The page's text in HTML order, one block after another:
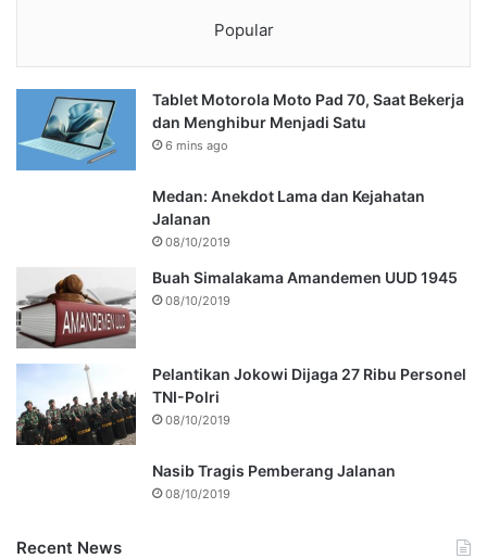
Popular
Tablet Motorola Moto Pad 70, Saat Bekerja
dan Menghibur Menjadi Satu
6 mins ago
Medan: Anekdot Lama dan Kejahatan
Jalanan
08/10/2019
Buah Simalakama Amandemen UUD 1945
08/10/2019
Pelantikan Jokowi Dijaga 27 Ribu Personel
TNI-Polri
08/10/2019
Nasib Tragis Pemberang Jalanan
08/10/2019
Recent News